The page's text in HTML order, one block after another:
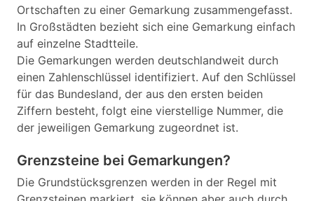
Ortschaften zu einer Gemarkung zusammengefasst.
In Großstädten bezieht sich eine Gemarkung einfach
auf einzelne Stadtteile.
Die Gemarkungen werden deutschlandweit durch
einen Zahlenschlüssel identifiziert. Auf den Schlüssel
für das Bundesland, der aus den ersten beiden
Ziffern besteht, folgt eine vierstellige Nummer, die
der jeweiligen Gemarkung zugeordnet ist.
Grenzsteine bei Gemarkungen?
Die Grundstücksgrenzen werden in der Regel mit